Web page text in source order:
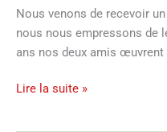
Nous venons de recevoir
nous nous empressons de
ans nos deux amis
Lire la suite »